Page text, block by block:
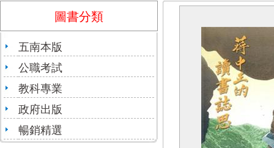
圖書分類
五南本版
公職考試
教科專業
政府出版
暢銷精選